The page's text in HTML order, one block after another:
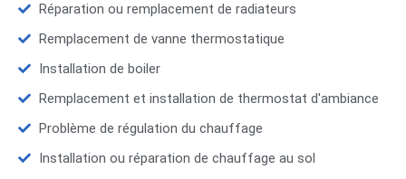
Réparation ou remplacement de radiateurs
Remplacement de vanne thermostatique
Installation de boiler
Remplacement et installation de thermostat d'ambiance
Problème de régulation du chauffage
Installation ou réparation de chauffage au sol